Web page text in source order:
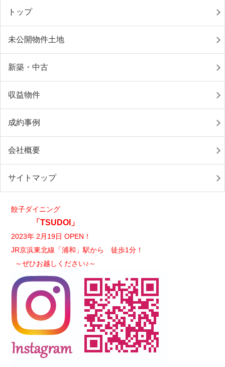
トップ
未公開物件土地
新築・中古
収益物件
成約事例
会社概要
サイトマップ
餃子ダイニング
「TSUDOI」
2023年 2月19日 OPEN！
JR京浜東北線「浦和」駅から 徒歩1分！
～ぜひお越しください♪～